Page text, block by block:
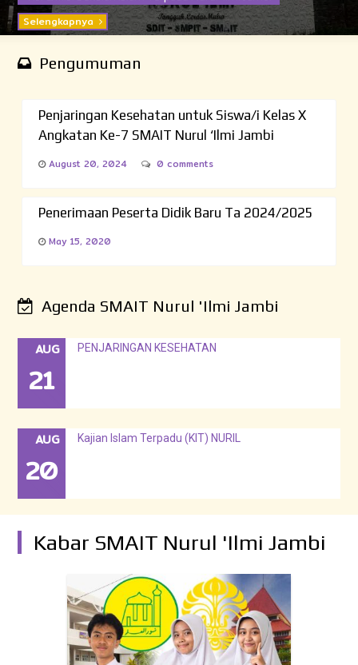
Selengkapnya
Pengumuman
Penjaringan Kesehatan untuk Siswa/i Kelas X
Angkatan Ke-7 SMAIT Nurul ‘Ilmi Jambi
August 20, 2024 0 comments
Penerimaan Peserta Didik Baru Ta 2024/2025
May 15, 2020
Agenda SMAIT Nurul 'Ilmi Jambi
AUG
21
PENJARINGAN KESEHATAN
AUG
20
Kajian Islam Terpadu (KIT) NURIL
Kabar SMAIT Nurul 'Ilmi Jambi